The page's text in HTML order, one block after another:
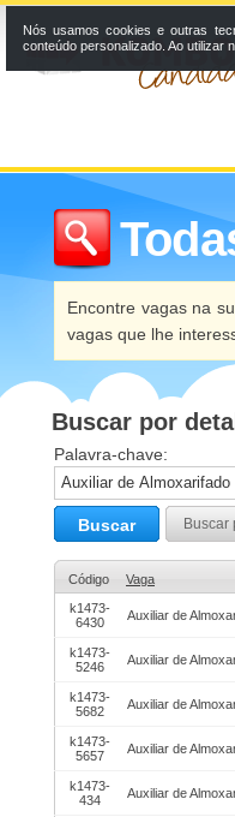
Encontre vagas na
vagas que lhe
Buscar por
Palavra-chave:
Buscar Buscar
Código Vaga
k1473-
6430
Auxiliar de
k1473-
5246
Auxiliar de
k1473-
5682
Auxiliar de
k1473-
5657
Auxiliar de
k1473-
434
Auxiliar de
Nós usamos cookies e outras
conteúdo personalizado. Ao